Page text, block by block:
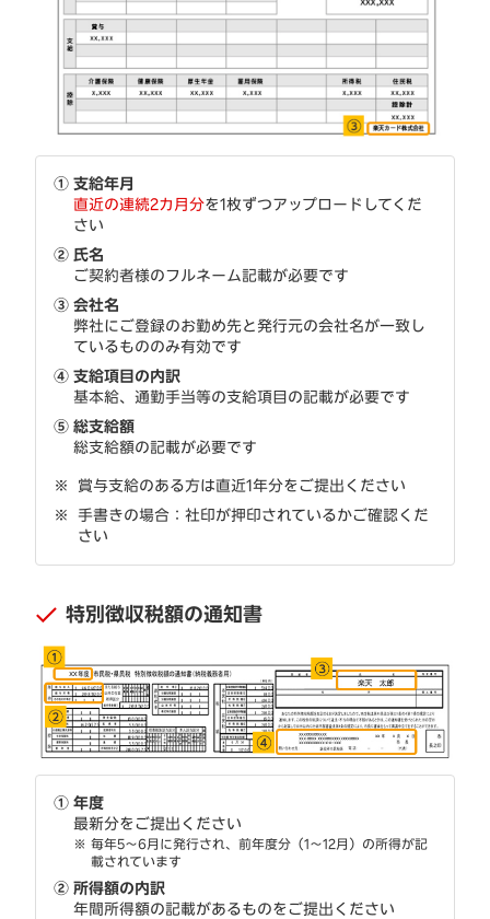
① 支給年月
直近の連続2カ月分を1枚ずつアップロードしてくだ
さい
② 氏名
ご契約者様のフルネーム記載が必要です
③ 会社名
弊社にご登録のお勤め先と発行元の会社名が一致し
ているもののみ有効です
④ 支給項目の内訳
基本給、通勤手当等の支給項目の記載が必要です
⑤ 総支給額
総支給額の記載が必要です
賞与支給のある方は直近1年分をご提出ください
手書きの場合：社印が押印されているかご確認くだ
さい
特別徴収税額の通知書
① 年度
最新分をご提出ください
※ 毎年5～6月に発行され、前年度分（1～12月）の所得が記
載されています
② 所得額の内訳
年間所得額の記載があるものをご提出ください